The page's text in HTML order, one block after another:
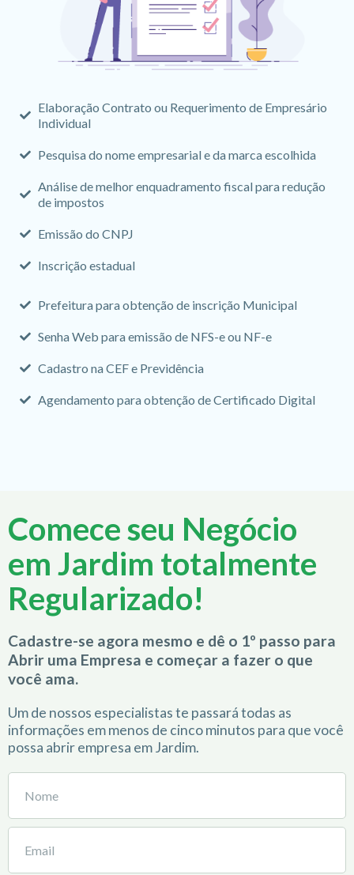
Elaboração Contrato ou Requerimento de Empresário
Individual
Pesquisa do nome empresarial e da marca escolhida
Análise de melhor enquadramento fiscal para redução
de impostos
Emissão do CNPJ
Inscrição estadual
Prefeitura para obtenção de inscrição Municipal
Senha Web para emissão de NFS-e ou NF-e
Cadastro na CEF e Previdência
Agendamento para obtenção de Certificado Digital
Comece seu Negócio
em Jardim totalmente
Regularizado!
Cadastre-se agora mesmo e dê o 1º passo para
Abrir uma Empresa e começar a fazer o que
você ama.
Um de nossos especialistas te passará todas as
informações em menos de cinco minutos para que você
possa abrir empresa em Jardim.